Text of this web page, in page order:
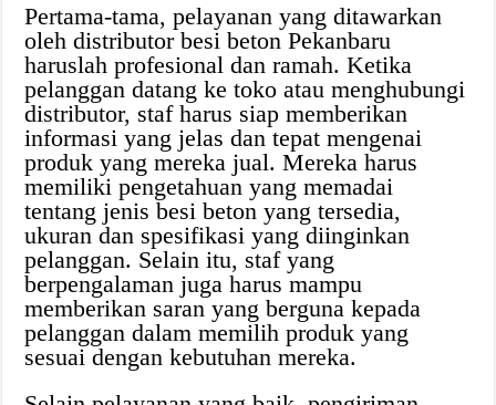
Pertama-tama, pelayanan yang ditawarkan
oleh distributor besi beton Pekanbaru
haruslah profesional dan ramah. Ketika
pelanggan datang ke toko atau menghubungi
distributor, staf harus siap memberikan
informasi yang jelas dan tepat mengenai
produk yang mereka jual. Mereka harus
memiliki pengetahuan yang memadai
tentang jenis besi beton yang tersedia,
ukuran dan spesifikasi yang diinginkan
pelanggan. Selain itu, staf yang
berpengalaman juga harus mampu
memberikan saran yang berguna kepada
pelanggan dalam memilih produk yang
sesuai dengan kebutuhan mereka.